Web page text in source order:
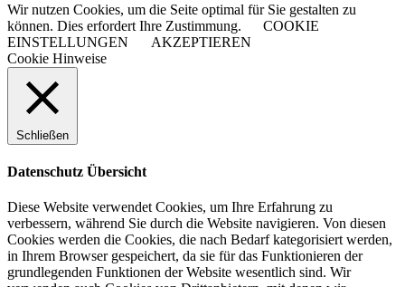
Wir nutzen Cookies, um die Seite optimal für Sie gestalten zu
können. Dies erfordert Ihre Zustimmung.
COOKIE
EINSTELLUNGEN
AKZEPTIEREN
Cookie Hinweise
Schließen
Datenschutz Übersicht
Diese Website verwendet Cookies, um Ihre Erfahrung zu
verbessern, während Sie durch die Website navigieren. Von diesen
Cookies werden die Cookies, die nach Bedarf kategorisiert werden,
in Ihrem Browser gespeichert, da sie für das Funktionieren der
grundlegenden Funktionen der Website wesentlich sind. Wir